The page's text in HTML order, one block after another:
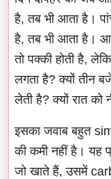
है, तब भी आता है।
है, तब भी आता है।
तो पक्की होती है,
लगता है? क्यों तीन
लेती है? क्यों रात
इसका जवाब बहुत
की कमी नहीं है। यह
जो खाते हैं, उसमें